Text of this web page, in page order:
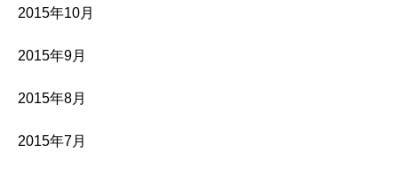
2015年10月
2015年9月
2015年8月
2015年7月